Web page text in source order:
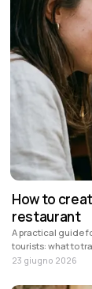
How to
restaurant
A practical guide
tourists: what to
helps and how
23 giugno 2026